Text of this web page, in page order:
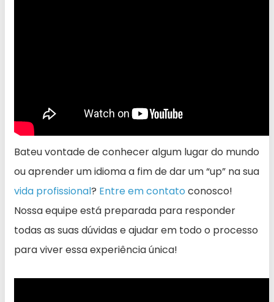
Bateu vontade de conhecer algum lugar do mundo
ou aprender um idioma a fim de dar um “up” na sua
vida profissional? Entre em contato conosco!
Nossa equipe está preparada para responder
todas as suas dúvidas e ajudar em todo o processo
para viver essa experiência única!